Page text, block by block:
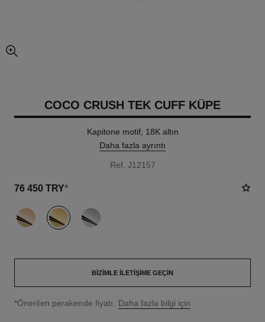
resmin büyütülmüş görünümü
COCO CRUSH TEK CUFF KÜPE
Kapitone motif, 18K altın
Daha fazla ayrıntı
Ref. J12157
76 450 TRY*
varyant (3)
BIZIMLE İLETIŞIME GEÇIN
↩
*Önerilen perakende fiyatı. Daha fazla bilgi için